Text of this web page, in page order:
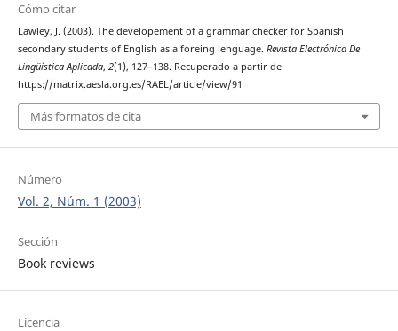
Cómo citar
Lawley, J. (2003). The developement of a grammar checker for Spanish
secondary students of English as a foreing lenguage. Revista Electrónica De
Lingüística Aplicada, 2(1), 127–138. Recuperado a partir de
https://matrix.aesla.org.es/RAEL/article/view/91
Más formatos de cita
Número
Vol. 2, Núm. 1 (2003)
Sección
Book reviews
Licencia